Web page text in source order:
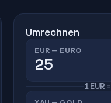
Umrechnen
EUR — EURO
1 EUR